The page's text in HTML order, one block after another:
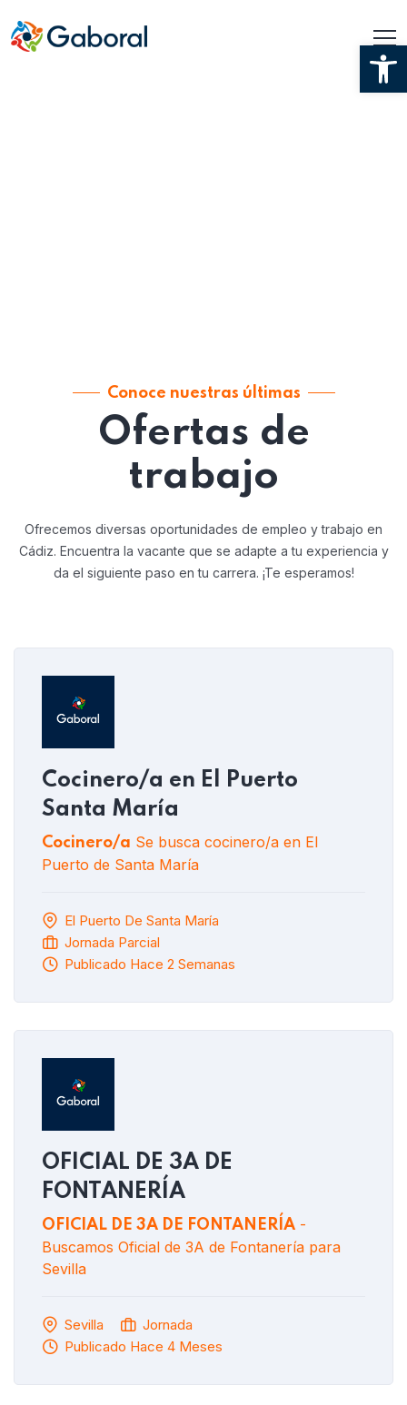
Conoce nuestras últimas
Ofertas de
trabajo
Ofrecemos diversas oportunidades de empleo y trabajo en
Cádiz. Encuentra la vacante que se adapte a tu experiencia y
da el siguiente paso en tu carrera. ¡Te esperamos!
Cocinero/a en El Puerto
Santa María
Cocinero/a Se busca cocinero/a en El
Puerto de Santa María
El Puerto De Santa María
Jornada Parcial
Publicado Hace 2 Semanas
OFICIAL DE 3A DE
FONTANERÍA
OFICIAL DE 3A DE FONTANERÍA -
Buscamos Oficial de 3A de Fontanería para
Sevilla
Sevilla
Jornada
Publicado Hace 4 Meses